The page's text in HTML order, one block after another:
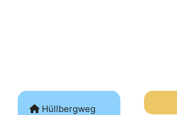
Hüllbergweg